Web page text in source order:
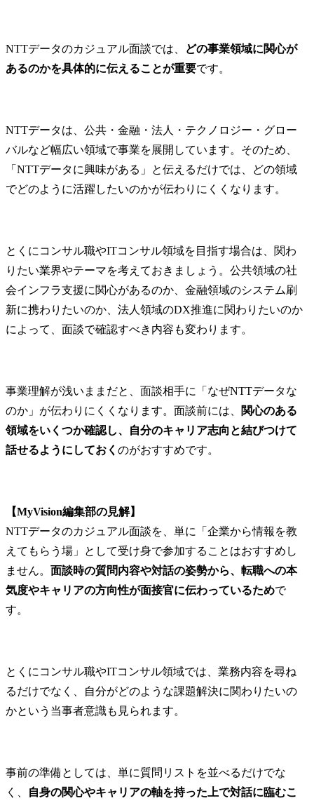
NTTデータのカジュアル面談では、
どの事業領域に関心が
あるのかを具体的に伝えることが重要です。
NTTデータは、公共・金融・法人・テクノロジー・グロー
バルなど幅広い領域で事業を展開しています。そのため、
「NTTデータに興味がある」と伝えるだけでは、どの領域
でどのように活躍したいのかが伝わりにくくなります。
とくにコンサル職やITコンサル領域を目指す場合は、関わ
りたい業界やテーマを考えておきましょう。公共領域の社
会インフラ支援に関心があるのか、金融領域のシステム刷
新に携わりたいのか、法人領域のDX推進に関わりたいのか
によって、面談で確認すべき内容も変わります。
事業理解が浅いままだと、面談相手に「なぜNTTデータな
のか」が伝わりにくくなります。面談前には、
関心のある
領域をいくつか確認し、自分のキャリア志向と結びつけて
話せるようにしておく のがおすすめです。
【MyVision編集部の見解】
NTTデータのカジュアル面談を、単に「企業から情報を教
えてもらう場」として受け身で参加することはおすすめし
ません。 面談時の質問内容や対話の姿勢から、転職への本
気度やキャリアの方向性が面接官に伝わっているためで
す。
とくにコンサル職やITコンサル領域では、業務内容を尋ね
るだけでなく、自分がどのような課題解決に関わりたいの
かという当事者意識も見られます。
事前の準備としては、単に質問リストを並べるだけでな
く、
自身の関心やキャリアの軸を持った上で対話に臨むこ